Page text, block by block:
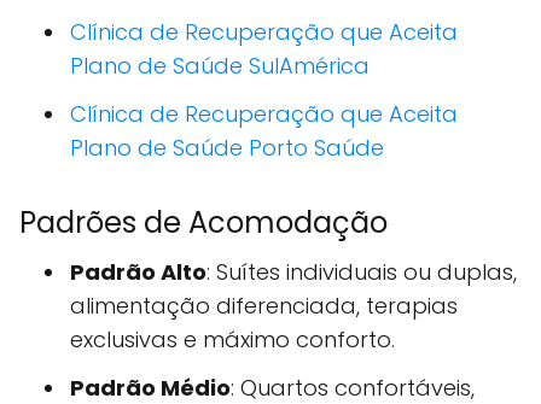
Clínica de Recuperação que Aceita
Plano de Saúde SulAmérica
Clínica de Recuperação que Aceita
Plano de Saúde Porto Saúde
Padrões de Acomodação
Padrão Alto: Suítes individuais ou duplas,
alimentação diferenciada, terapias
exclusivas e máximo conforto.
Padrão Médio: Quartos confortáveis,